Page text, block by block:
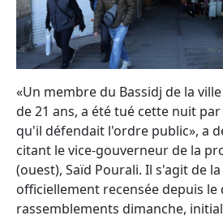
«Un membre du Bassidj de la
de 21 ans, a été tué cette nuit
qu'il défendait l'ordre public», a
citant le vice-gouverneur de la
(ouest), Saïd Pourali. Il s'agit de
officiellement recensée depuis le
rassemblements dimanche,